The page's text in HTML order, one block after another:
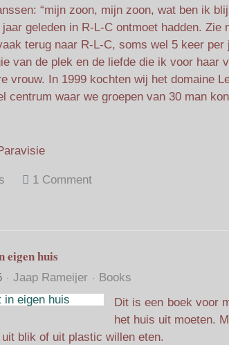
“mijn zoon, mijn zoon, wat ben ik
geleden in R-L-C ontmoet hadden. Zie
terug naar R-L-C, soms wel 5 keer per
van de plek en de liefde die ik voor haar
vrouw. In 1999 kochten wij het domaine
centrum waar we groepen van 30 man
1 Comment
eigen huis
Jaap Rameijer
Books
Dit is een boek voor
het huis uit moeten.
blik of uit plastic willen eten.